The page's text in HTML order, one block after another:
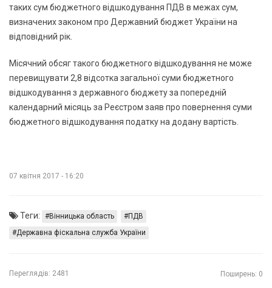
таких сум бюджетного відшкодування ПДВ в межах сум,
визначених законом про Державний бюджет України на
відповідний рік.
Місячний обсяг такого бюджетного відшкодування не може
перевищувати 2,8 відсотка загальної суми бюджетного
відшкодування з державного бюджету за попередній
календарний місяць за Реєстром заяв про повернення суми
бюджетного відшкодування податку на додану вартість.
07 квітня 2017 - 16:20
Теги: Вінницька область
ПДВ
Державна фіскальна служба України
Переглядів: 2481 Поширень: 0